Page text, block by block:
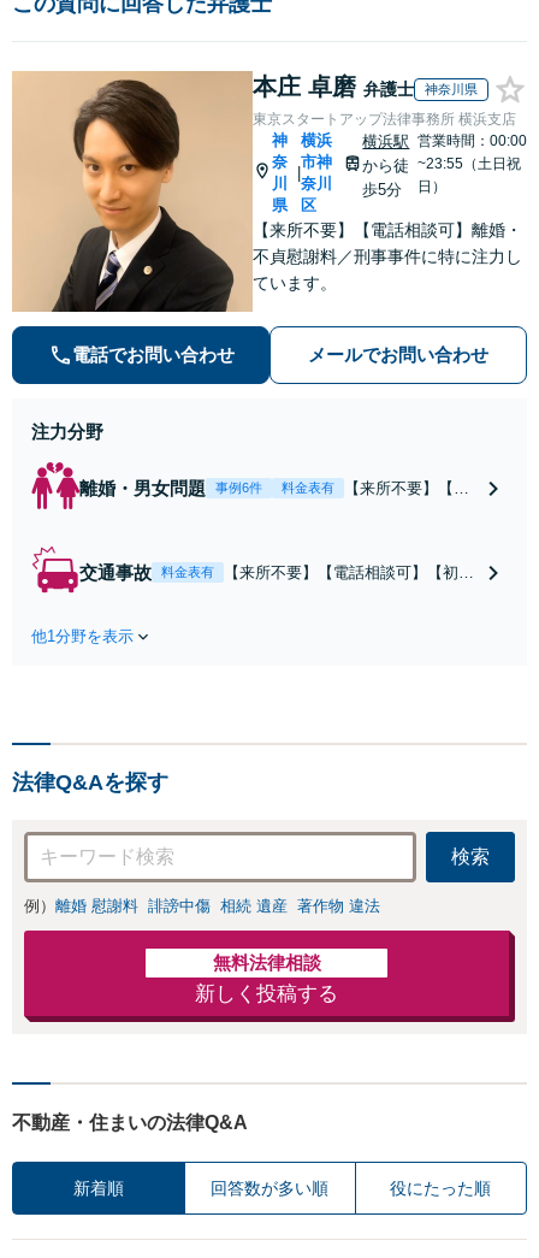
本庄 卓磨 弁護士 神奈川県
東京スタートアップ法律事務所 横浜支店
神
奈
川
県
横浜
市神
奈川
区
横浜駅
から徒
歩5分
営業時間：00:00
~23:55（土日祝
日）
【来所不要】【電話相談可】離婚・
不貞慰謝料／刑事事件に特に注力し
ています。
電話でお問い合わせ メールでお問い合わせ
注力分野
離婚・男女問題 事例6件 料金表有
【来所不要】【電
争点を整理し、見
交通事故 料金表有
【来所不要】【電話相談可】【初回
他1分野を表示
法律Q&Aを探す
検索
例） 離婚 慰謝料 誹謗中傷 相続 遺産 著作物 違法
無料法律相談
新しく投稿する
不動産・住まいの法律Q&A
新着順 回答数が多い順 役にたった順